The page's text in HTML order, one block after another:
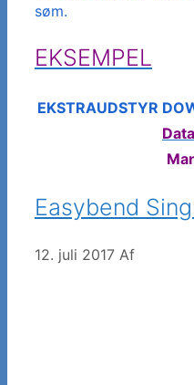
søm.
EKSEMPEL
EKSTRAUDSTYR
Easybend
12. juli 2017 Af